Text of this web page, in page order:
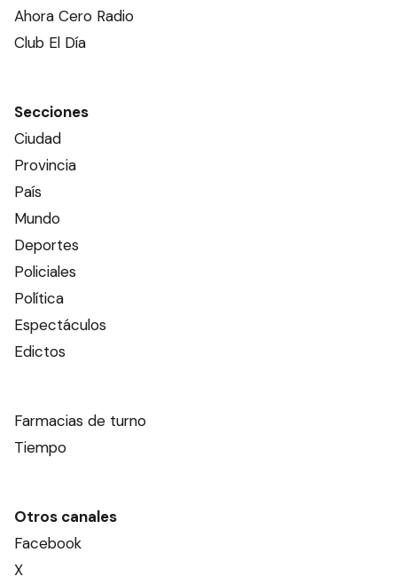
Ahora Cero Radio
Club El Día
Secciones
Ciudad
Provincia
País
Mundo
Deportes
Policiales
Política
Espectáculos
Edictos
Farmacias de turno
Tiempo
Otros canales
Facebook
X